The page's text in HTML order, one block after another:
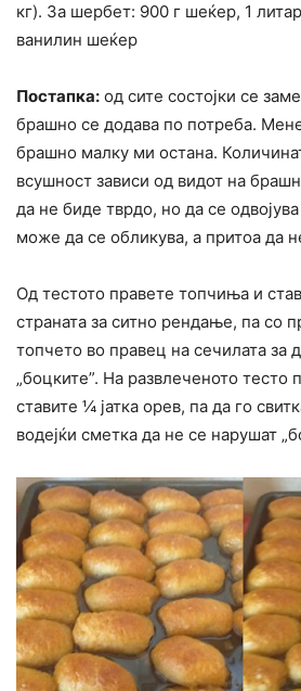
кг). За шербет: 900 г шеќер, 1
ванилин шеќер
Постапка: од сите состојки се
брашно се додава по потреба.
брашно малку ми остана.
всушност зависи од видот на
да не биде тврдо, но да се
може да се обликува, а притоа да
Од тестото правете топчиња и
страната за ситно рендање, па со
топчето во правец на сечилата за
„боцките”. На развлеченото
ставите ¼ јатка орев, па да го
водејќи сметка да не се нарушат